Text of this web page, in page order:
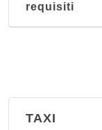
requisiti
TAXI